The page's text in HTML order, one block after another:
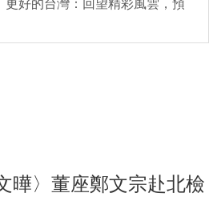
好的台灣：回望精彩風雲，預
曄〉董座鄭文宗赴北檢